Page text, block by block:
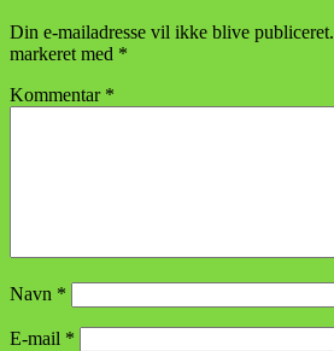
Din e-mailadresse vil ikke blive publiceret.
markeret med *
Kommentar *
Navn *
E-mail *